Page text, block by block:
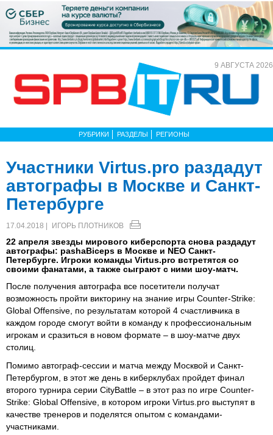
9 АВГУСТА 2026
РУБРИКИ РАЗДЕЛЫ РЕГИОНЫ
Участники Virtus.pro раздадут
автографы в Москве и Санкт-
Петербурге
17.04.2018 | ИГОРЬ ПЛОТНИКОВ
22 апреля звезды мирового киберспорта снова раздадут
автографы: pashaBiceps в Москве и NEO Санкт-
Петербурге. Игроки команды Virtus.pro встретятся со
своими фанатами, а также сыграют с ними шоу-матч.
После получения автографа все посетители получат
возможность пройти викторину на знание игры Counter-Strike:
Global Offensive, по результатам которой 4 счастливчика в
каждом городе смогут войти в команду к профессиональным
игрокам и сразиться в новом формате – в шоу-матче двух
столиц.
Помимо автограф-сессии и матча между Москвой и Санкт-
Петербургом, в этот же день в киберклубах пройдет финал
второго турнира серии CityBattle – в этот раз по игре Counter-
Strike: Global Offensive, в котором игроки Virtus.pro выступят в
качестве тренеров и поделятся опытом с командами-
участниками.